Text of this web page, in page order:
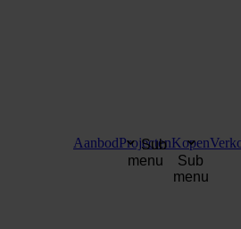
AanbodProjecten
Sub
menu
Kopen
Sub
menu